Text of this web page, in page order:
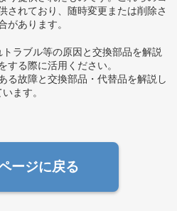
されており、随時変更または削除さ
があります。
ラブル等の原因と交換部品を解説
する際に活用ください。
る故障と交換部品・代替品を解説し
います。
ージに戻る